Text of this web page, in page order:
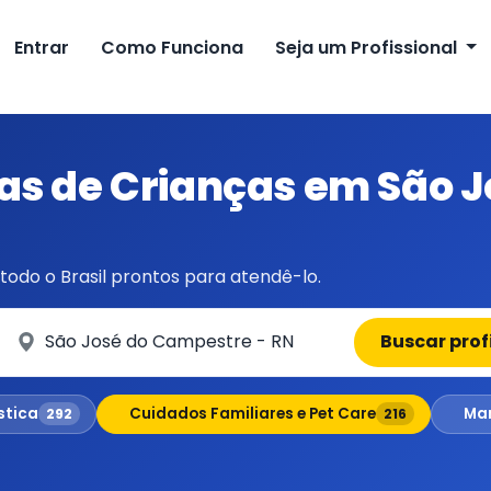
Entrar Como Funciona Seja um Profissional
de Crianças em São
o Brasil prontos para atendê-lo.
qual cidade? Buscar
292 Cuidados Familiares e Pet Care 216